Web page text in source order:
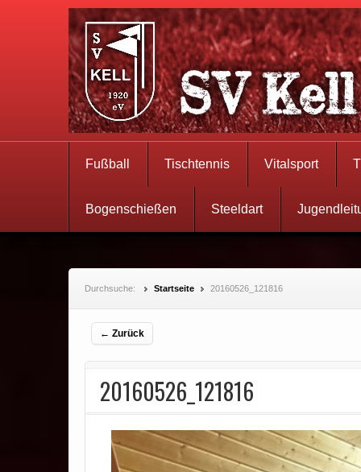
Fußball Tischtennis Vitalsport
Bogenschießen Steeldart
Durchsuche: Startseite 20160526_121816
← Zurück
20160526_121816